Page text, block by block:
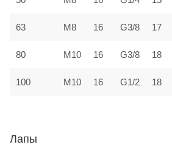
63 М8 16 G3/8 17
80 М10 16 G3/8 18
100 М10 16 G1/2 18
Лапы